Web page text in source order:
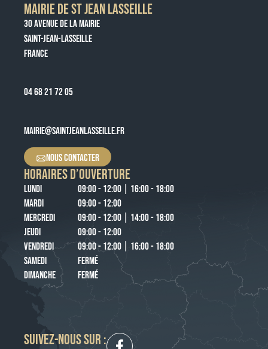
MAIRIE DE ST JEAN LASSEILLE
30 AVENUE DE LA MAIRIE
SAINT-JEAN-LASSEILLE
FRANCE
04 68 21 72 05
MAIRIE@SAINTJEANLASSEILLE.FR
NOUS CONTACTER
HORAIRES D’OUVERTURE
LUNDI
09:00 - 12:00 | 16:00 - 18:00
MARDI
09:00 - 12:00
MERCREDI
09:00 - 12:00 | 14:00 - 18:00
JEUDI
09:00 - 12:00
VENDREDI
09:00 - 12:00 | 16:00 - 18:00
SAMEDI
FERMÉ
DIMANCHE
FERMÉ
SUIVEZ-NOUS SUR :